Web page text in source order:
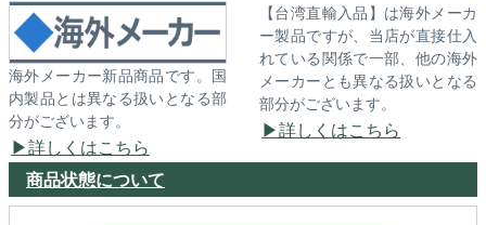
海外メーカー新品商品です。国
内製品とは異なる扱いとなる部
分がございます。
詳しくはこちら
【台湾直輸入品】は海外メーカ
ー製品ですが、当店が直接仕入
れている関係で一部、他の海外
メーカーとも異なる扱いとなる
部分がございます。
詳しくはこちら
商品状態について